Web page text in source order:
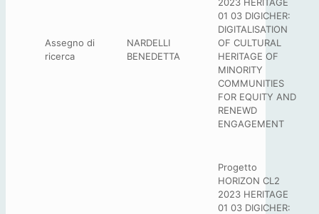
Assegno di
ricerca
NARDELLI
BENEDETTA
01 03 DIGICHER:
DIGITALISATION
OF CULTURAL
HERITAGE OF
MINORITY
COMMUNITIES
FOR EQUITY AND
RENEWD
ENGAGEMENT
Progetto
HORIZON CL2
2023 HERITAGE
01 03 DIGICHER: